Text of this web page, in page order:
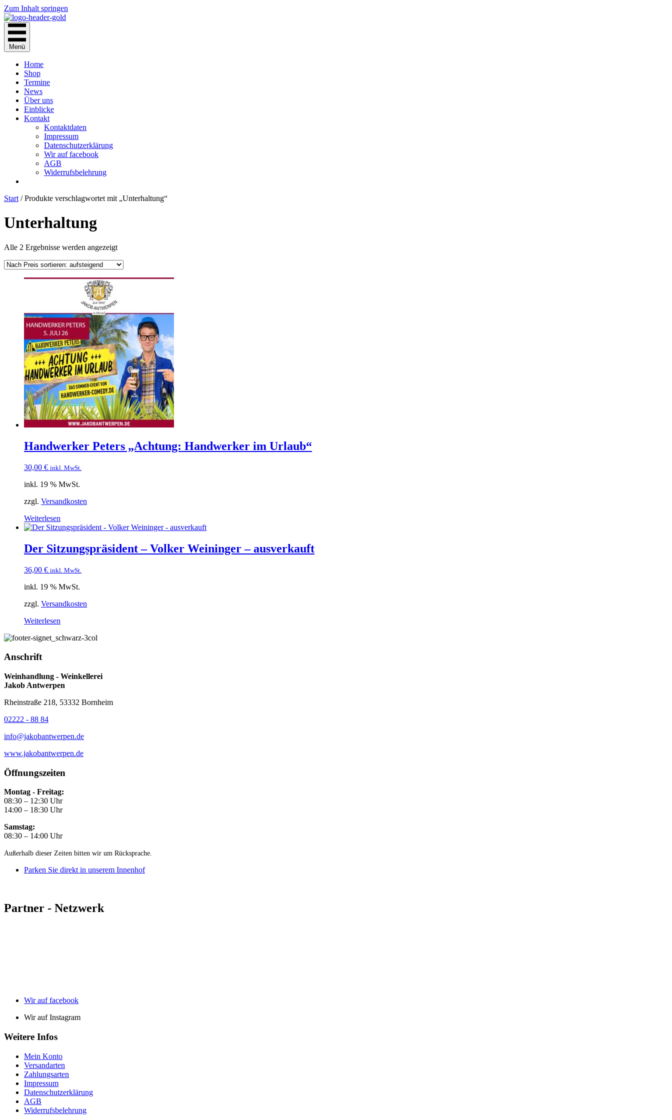
Zum Inhalt springen
Menü
Home
Shop
Termine
News
Über uns
Einblicke
Kontakt
Kontaktdaten
Impressum
Datenschutzerklärung
Wir auf facebook
AGB
Widerrufsbelehrung
Start / Produkte verschlagwortet mit „Unterhaltung“
Unterhaltung
Alle 2 Ergebnisse werden angezeigtNach
sortiert:
Handwerker Peters „Achtung: Handwerker im Urlaub“
30,00 € inkl. MwSt.
inkl. 19 % MwSt.
zzgl. Versandkosten
Weiterlesen
Der Sitzungspräsident – Volker Weininger – ausverkauft
36,00 € inkl. MwSt.
inkl. 19 % MwSt.
zzgl. Versandkosten
Weiterlesen
Anschrift
Weinhandlung - Weinkellerei
Jakob Antwerpen
Rheinstraße 218, 53332 Bornheim
02222 - 88 84
info@jakobantwerpen.de
www.jakobantwerpen.de
Öffnungszeiten
Montag - Freitag:
08:30 – 12:30 Uhr
14:00 – 18:30 Uhr
Samstag:
08:30 – 14:00 Uhr
Außerhalb dieser Zeiten bitten wir um Rücksprache.
Parken Sie direkt in unserem Innenhof
Partner - Netzwerk
Wir auf facebook
Wir auf Instagram
Weitere Infos
Mein Konto
Versandarten
Zahlungsarten
Impressum
Datenschutzerklärung
AGB
Widerrufsbelehrung